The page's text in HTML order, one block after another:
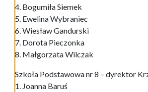
4. Bogumiła Siemek
5. Ewelina Wybraniec
6. Wiesław Gandurski
7. Dorota Pieczonka
8. Małgorzata Wilczak
Szkoła Podstawowa nr 8 – dyrektor
1. Joanna Baruś